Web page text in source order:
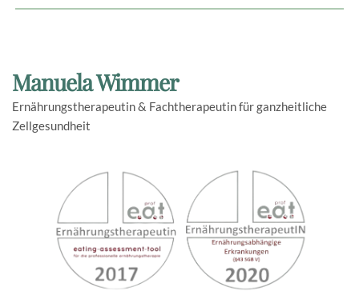
Manuela Wimmer
Ernährungstherapeutin & Fachtherapeutin für ganzheitliche
Zellgesundheit